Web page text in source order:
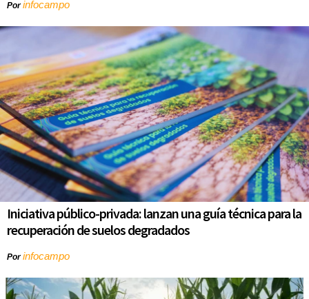
Porinfocampo
Iniciativa público-privada: lanzan una guía técnica para la
recuperación de suelos degradados
Porinfocampo